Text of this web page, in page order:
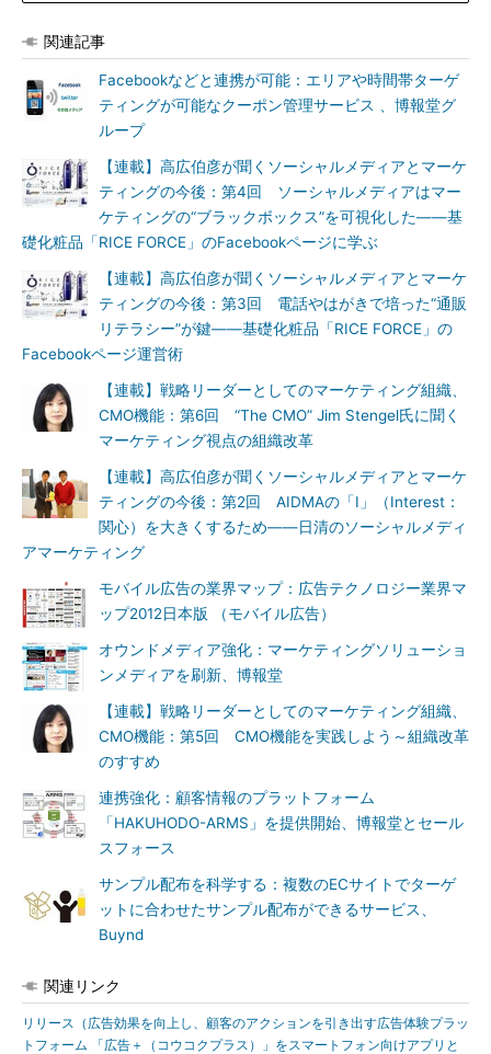
関連記事
Facebookなどと連携が可能：エリアや時間帯ターゲ
ティングが可能なクーポン管理サービス 、博報堂グ
ループ
【連載】高広伯彦が聞くソーシャルメディアとマーケ
ティングの今後：第4回 ソーシャルメディアはマー
ケティングの“ブラックボックス”を可視化した――基
礎化粧品「RICE FORCE」のFacebookページに学ぶ
【連載】高広伯彦が聞くソーシャルメディアとマーケ
ティングの今後：第3回 電話やはがきで培った“通販
リテラシー”が鍵――基礎化粧品「RICE FORCE」の
Facebookページ運営術
【連載】戦略リーダーとしてのマーケティング組織、
CMO機能：第6回 “The CMO” Jim Stengel氏に聞く
マーケティング視点の組織改革
【連載】高広伯彦が聞くソーシャルメディアとマーケ
ティングの今後：第2回 AIDMAの「I」（Interest：
関心）を大きくするため――日清のソーシャルメディ
アマーケティング
モバイル広告の業界マップ：広告テクノロジー業界マ
ップ2012日本版 （モバイル広告）
オウンドメディア強化：マーケティングソリューショ
ンメディアを刷新、博報堂
【連載】戦略リーダーとしてのマーケティング組織、
CMO機能：第5回 CMO機能を実践しよう～組織改革
のすすめ
連携強化：顧客情報のプラットフォーム
「HAKUHODO-ARMS」を提供開始、博報堂とセール
スフォース
サンプル配布を科学する：複数のECサイトでターゲ
ットに合わせたサンプル配布ができるサービス、
Buynd
関連リンク
リリース（広告効果を向上し、顧客のアクションを引き出す広告体験プラッ
トフォーム 「広告＋（コウコクプラス）」をスマートフォン向けアプリと